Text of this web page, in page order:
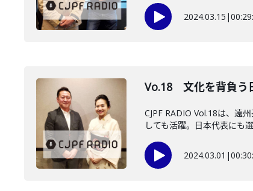
2024.03.15 |
Vo.18 文化を背負う
CJPF RADIO Vol.18は、遠
しても活躍。日本代表にも
2024.03.01 |